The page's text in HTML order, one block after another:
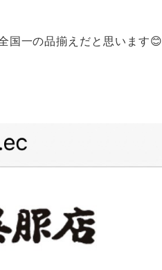
国一の品揃えだと思います😊